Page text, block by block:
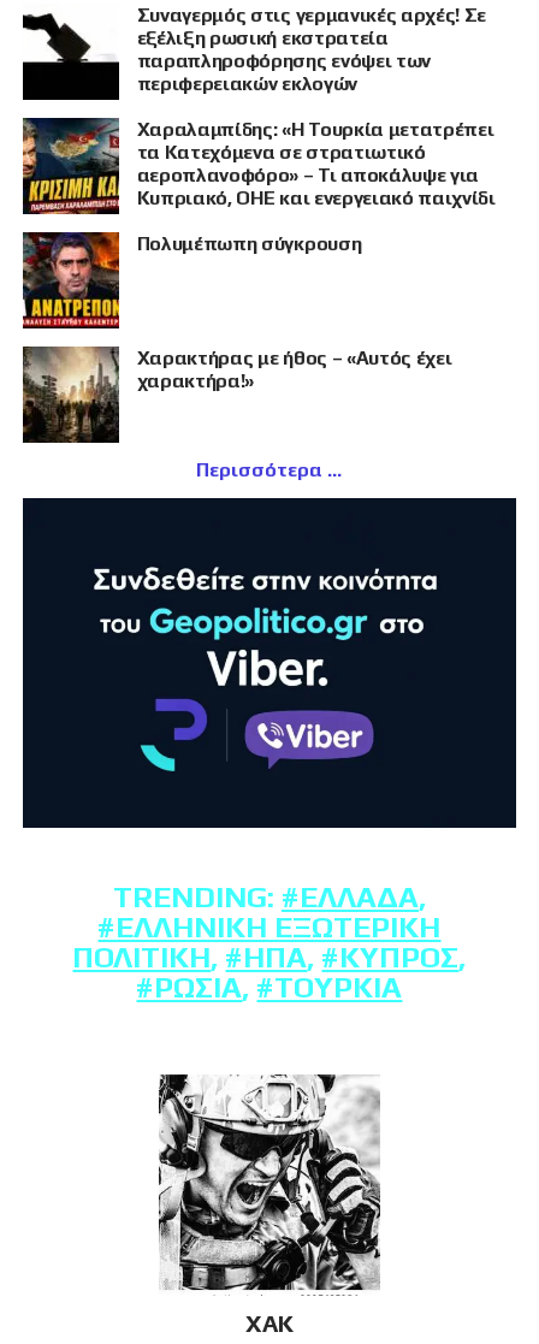
Συναγερμός στις γερμανικές αρχές! Σε
εξέλιξη ρωσική εκστρατεία
παραπληροφόρησης ενόψει των
περιφερειακών εκλογών
Χαραλαμπίδης: «Η Τουρκία μετατρέπει
τα Κατεχόμενα σε στρατιωτικό
αεροπλανοφόρο» – Τι αποκάλυψε για
Κυπριακό, ΟΗΕ και ενεργειακό παιχνίδι
Πολυμέπωπη σύγκρουση
Χαρακτήρας με ήθος – «Αυτός έχει
χαρακτήρα!»
Περισσότερα
TRENDING: #ΕΛΛΆΔΑ,
#ΕΛΛΗΝΙΚΉ ΕΞΩΤΕΡΙΚΉ
ΠΟΛΙΤΙΚΉ, #ΗΠΑ, #ΚΎΠΡΟΣ,
#ΡΩΣΊΑ, #ΤΟΥΡΚΊΑ
XAK